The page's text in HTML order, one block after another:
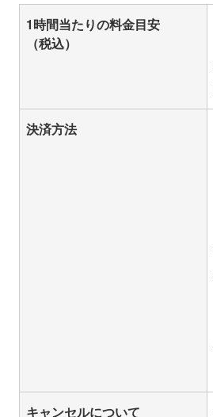
1時間当たりの料金目安
（税込）
決済方法
キャンセルについて